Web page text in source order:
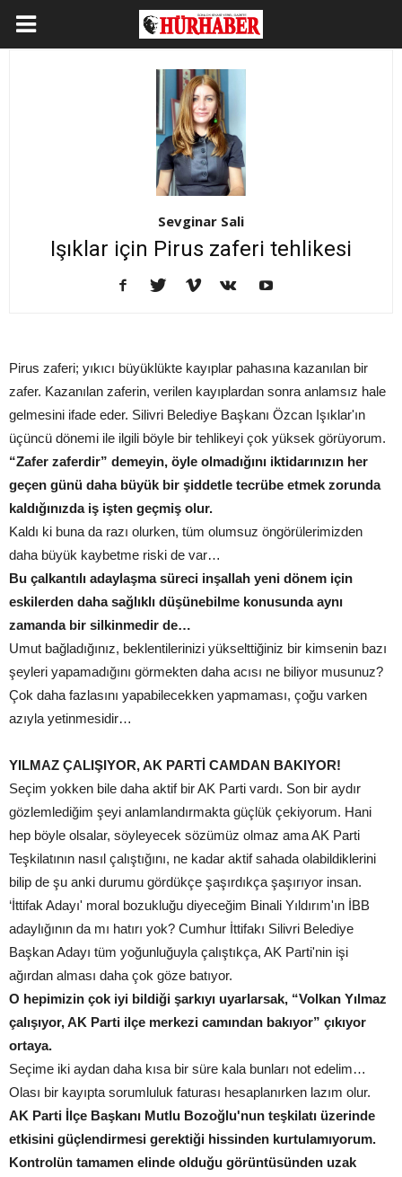
Sevginar Sali
Işıklar için Pirus zaferi tehlikesi
Pirus zaferi; yıkıcı büyüklükte kayıplar pahasına kazanılan bir
zafer. Kazanılan zaferin, verilen kayıplardan sonra anlamsız hale
gelmesini ifade eder. Silivri Belediye Başkanı Özcan Işıklar'ın
üçüncü dönemi ile ilgili böyle bir tehlikeyi çok yüksek görüyorum.
“Zafer zaferdir” demeyin, öyle olmadığını iktidarınızın her
geçen günü daha büyük bir şiddetle tecrübe etmek zorunda
kaldığınızda iş işten geçmiş olur.
Kaldı ki buna da razı olurken, tüm olumsuz öngörülerimizden
daha büyük kaybetme riski de var…
Bu çalkantılı adaylaşma süreci inşallah yeni dönem için
eskilerden daha sağlıklı düşünebilme konusunda aynı
zamanda bir silkinmedir de…
Umut bağladığınız, beklentilerinizi yükselttiğiniz bir kimsenin bazı
şeyleri yapamadığını görmekten daha acısı ne biliyor musunuz?
Çok daha fazlasını yapabilecekken yapmaması, çoğu varken
azıyla yetinmesidir…
YILMAZ ÇALIŞIYOR, AK PARTİ CAMDAN BAKIYOR!
Seçim yokken bile daha aktif bir AK Parti vardı. Son bir aydır
gözlemlediğim şeyi anlamlandırmakta güçlük çekiyorum. Hani
hep böyle olsalar, söyleyecek sözümüz olmaz ama AK Parti
Teşkilatının nasıl çalıştığını, ne kadar aktif sahada olabildiklerini
bilip de şu anki durumu gördükçe şaşırdıkça şaşırıyor insan.
‘İttifak Adayı' moral bozukluğu diyeceğim Binali Yıldırım'ın İBB
adaylığının da mı hatırı yok? Cumhur İttifakı Silivri Belediye
Başkan Adayı tüm yoğunluğuyla çalıştıkça, AK Parti'nin işi
ağırdan alması daha çok göze batıyor.
O hepimizin çok iyi bildiği şarkıyı uyarlarsak, “Volkan Yılmaz
çalışıyor, AK Parti ilçe merkezi camından bakıyor” çıkıyor
ortaya.
Seçime iki aydan daha kısa bir süre kala bunları not edelim…
Olası bir kayıpta sorumluluk faturası hesaplanırken lazım olur.
AK Parti İlçe Başkanı Mutlu Bozoğlu'nun teşkilatı üzerinde
etkisini güçlendirmesi gerektiği hissinden kurtulamıyorum.
Kontrolün tamamen elinde olduğu görüntüsünden uzak